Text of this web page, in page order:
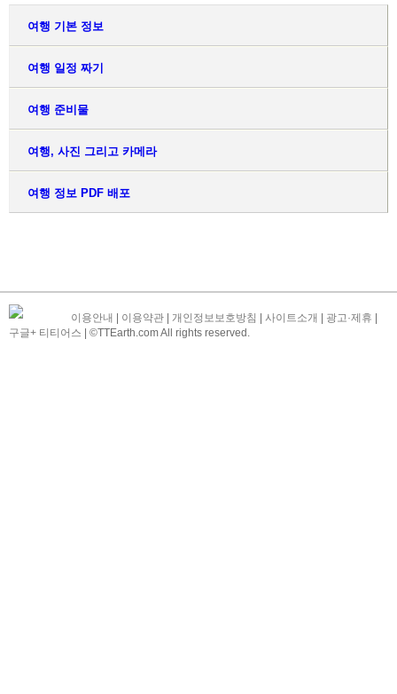
여행 기본 정보
여행 일정 짜기
여행 준비물
여행, 사진 그리고 카메라
여행 정보 PDF 배포
이용안내 이용약관 개인정보보호방침 사이트소개 광고·제휴
구글+ 티티어스 | ©TTEarth.com All rights reserved.